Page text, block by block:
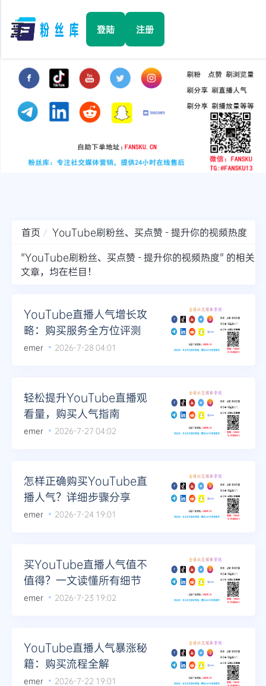
☰ 登陆 注册
Facebook
TikTok
YouTube
Twitter
更多
首页
YouTube刷粉丝、买点赞 - 提升你的视频热度
"YouTube刷粉丝、买点赞 - 提升你的视频热度" 的相关
文章，均在栏目！
YouTube直播人气增长攻
略：购买服务全方位评测
emer 2026-7-28 04:01
轻松提升YouTube直播观
看量，购买人气指南
emer 2026-7-27 04:02
怎样正确购买YouTube直
播人气？详细步骤分享
emer 2026-7-24 19:01
买YouTube直播人气值不
值得？一文读懂所有细节
emer 2026-7-23 19:02
YouTube直播人气暴涨秘
籍：购买流程全解
emer 2026-7-22 19:01